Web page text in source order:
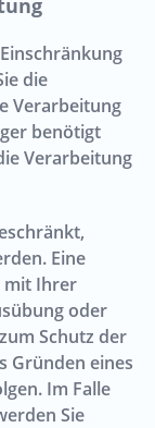
die
Verarbeitung
benötigt
Verarbeitung
Eine
mit Ihrer
oder
Schutz der
Gründen eines
Im Falle
Sie